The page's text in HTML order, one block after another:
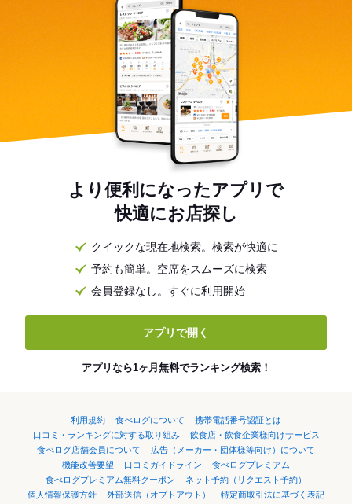
より便利になったアプリで
快適にお店探し
クイックな現在地検索。検索が快適に
予約も簡単。空席をスムーズに検索
会員登録なし。すぐに利用開始
アプリで開く
アプリなら1ヶ月無料でランキング検索！
利用規約 食べログについて
携帯電話番号認証とは
口コミ・ランキングに対する取り組み
飲食店・飲食企業様向けサービス
食べログ店舗会員について
広告（メーカー・団体様等向け）について
機能改善要望
口コミガイドライン
食べログプレミアム
食べログプレミアム無料クーポン
ネット予約（リクエスト予約）
個人情報保護方針
外部送信（オプトアウト）
特定商取引法に基づく表記